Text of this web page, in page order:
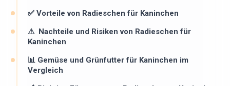
✅ Vorteile von Radieschen für Kaninchen
⚠ ️ Nachteile und Risiken von Radieschen für
Kaninchen
📊 Gemüse und Grünfutter für Kaninchen im
Vergleich